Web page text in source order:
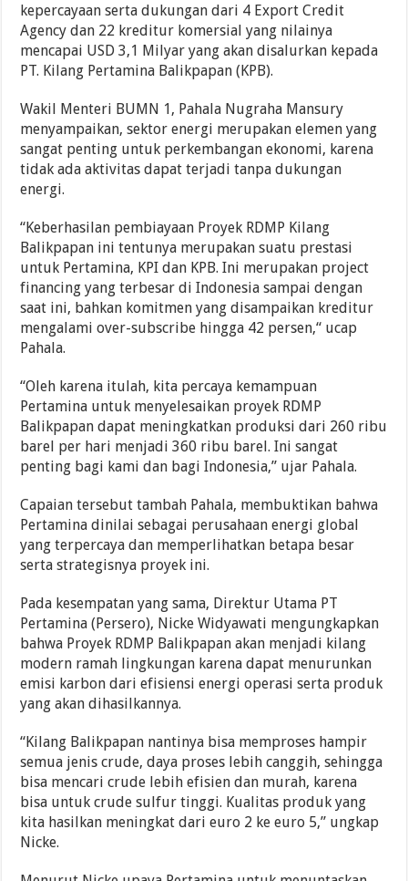
kepercayaan serta dukungan dari 4 Export Credit
Agency dan 22 kreditur komersial yang nilainya
mencapai USD 3,1 Milyar yang akan disalurkan kepada
PT. Kilang Pertamina Balikpapan (KPB).
Wakil Menteri BUMN 1, Pahala Nugraha Mansury
menyampaikan, sektor energi merupakan elemen yang
sangat penting untuk perkembangan ekonomi, karena
tidak ada aktivitas dapat terjadi tanpa dukungan
energi.
“Keberhasilan pembiayaan Proyek RDMP Kilang
Balikpapan ini tentunya merupakan suatu prestasi
untuk Pertamina, KPI dan KPB. Ini merupakan project
financing yang terbesar di Indonesia sampai dengan
saat ini, bahkan komitmen yang disampaikan kreditur
mengalami over-subscribe hingga 42 persen,“ ucap
Pahala.
“Oleh karena itulah, kita percaya kemampuan
Pertamina untuk menyelesaikan proyek RDMP
Balikpapan dapat meningkatkan produksi dari 260 ribu
barel per hari menjadi 360 ribu barel. Ini sangat
penting bagi kami dan bagi Indonesia,” ujar Pahala.
Capaian tersebut tambah Pahala, membuktikan bahwa
Pertamina dinilai sebagai perusahaan energi global
yang terpercaya dan memperlihatkan betapa besar
serta strategisnya proyek ini.
Pada kesempatan yang sama, Direktur Utama PT
Pertamina (Persero), Nicke Widyawati mengungkapkan
bahwa Proyek RDMP Balikpapan akan menjadi kilang
modern ramah lingkungan karena dapat menurunkan
emisi karbon dari efisiensi energi operasi serta produk
yang akan dihasilkannya.
“Kilang Balikpapan nantinya bisa memproses hampir
semua jenis crude, daya proses lebih canggih, sehingga
bisa mencari crude lebih efisien dan murah, karena
bisa untuk crude sulfur tinggi. Kualitas produk yang
kita hasilkan meningkat dari euro 2 ke euro 5,” ungkap
Nicke.